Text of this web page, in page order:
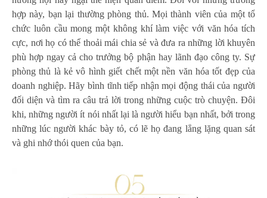
hợp này, bạn lại thường phòng thủ. Mọi thành viên của một tổ
chức luôn cầu mong một không khí làm việc với văn hóa tích
cực, nơi họ có thể thoải mái chia sẻ và đưa ra những lời khuyên
phù hợp ngay cả cho trưởng bộ phận hay lãnh đạo công ty. Sự
phòng thủ là kẻ vô hình giết chết một nền văn hóa tốt đẹp của
doanh nghiệp. Hãy bình tĩnh tiếp nhận mọi động thái của người
đối diện và tìm ra câu trả lời trong những cuộc trò chuyện. Đôi
khi, những người ít nói nhất lại là người hiểu bạn nhất, bởi trong
những lúc người khác bày tỏ, có lẽ họ đang lẳng lặng quan sát
và ghi nhớ thói quen của bạn.